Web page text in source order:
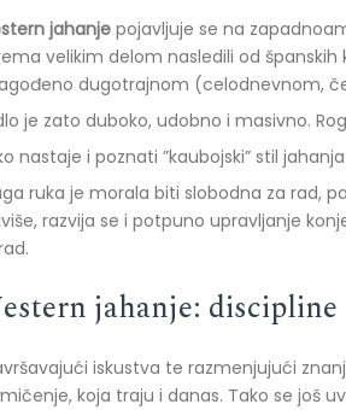
jahanje pojavljuje se na
velikim delom nasledili od
dugotrajnom (celodnevnom,
je zato duboko, udobno i masivno.
nastaje i poznati ”kaubojski” stil
ruka je morala biti slobodna za rad,
razvija se i potpuno upravljanje
jahanje: discipline
iskustva te razmenjujući
koja traju i danas. Tako se još